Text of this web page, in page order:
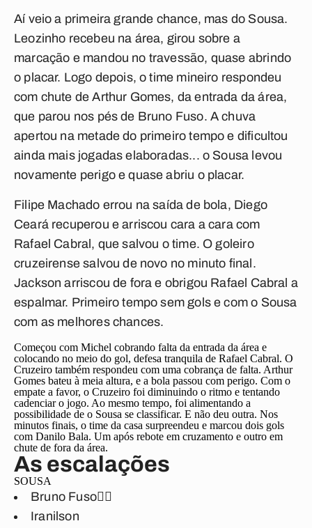
Aí veio a primeira grande chance, mas do Sousa.
Leozinho recebeu na área, girou sobre a
marcação e mandou no travessão, quase abrindo
o placar. Logo depois, o time mineiro respondeu
com chute de Arthur Gomes, da entrada da área,
que parou nos pés de Bruno Fuso. A chuva
apertou na metade do primeiro tempo e dificultou
ainda mais jogadas elaboradas... o Sousa levou
novamente perigo e quase abriu o placar.
Filipe Machado errou na saída de bola, Diego
Ceará recuperou e arriscou cara a cara com
Rafael Cabral, que salvou o time. O goleiro
cruzeirense salvou de novo no minuto final.
Jackson arriscou de fora e obrigou Rafael Cabral a
espalmar. Primeiro tempo sem gols e com o Sousa
com as melhores chances.
Começou com Michel cobrando falta da entrada da área e
colocando no meio do gol, defesa tranquila de Rafael Cabral. O
Cruzeiro também respondeu com uma cobrança de falta. Arthur
Gomes bateu à meia altura, e a bola passou com perigo. Com o
empate a favor, o Cruzeiro foi diminuindo o ritmo e tentando
cadenciar o jogo. Ao mesmo tempo, foi alimentando a
possibilidade de o Sousa se classificar. E não deu outra. Nos
minutos finais, o time da casa surpreendeu e marcou dois gols
com Danilo Bala. Um após rebote em cruzamento e outro em
chute de fora da área.
As escalações
SOUSA
Bruno Fuso🖐🏽
Iranilson